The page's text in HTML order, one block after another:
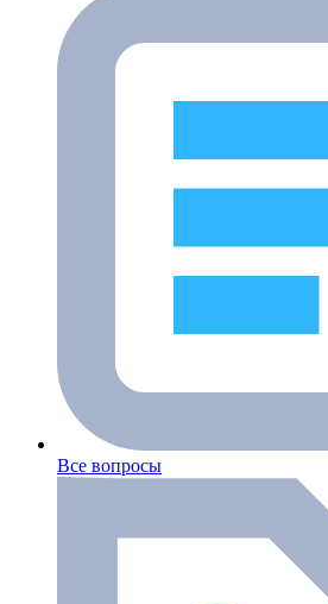
Все вопросы